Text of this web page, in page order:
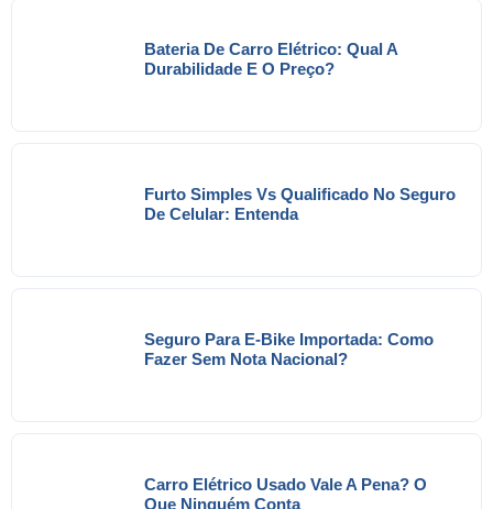
Bateria De Carro Elétrico: Qual A
Durabilidade E O Preço?
Furto Simples Vs Qualificado No Seguro
De Celular: Entenda
Seguro Para E-Bike Importada: Como
Fazer Sem Nota Nacional?
Carro Elétrico Usado Vale A Pena? O
Que Ninguém Conta